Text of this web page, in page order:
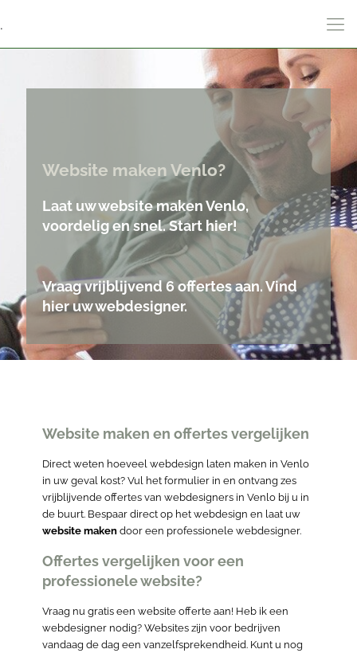
.
Website maken Venlo?
Laat uw website maken Venlo,
voordelig en snel. Start hier!
Vraag vrijblijvend 6 offertes aan. Vind
hier uw webdesigner.
Website maken en offertes vergelijken
Direct weten hoeveel webdesign laten maken in Venlo
in uw geval kost? Vul het formulier in en ontvang zes
vrijblijvende offertes van webdesigners in Venlo bij u in
de buurt. Bespaar direct op het webdesign en laat uw
website maken door een professionele webdesigner.
Offertes vergelijken voor een
professionele website?
Vraag nu gratis een website offerte aan! Heb ik een
webdesigner nodig? Websites zijn voor bedrijven
vandaag de dag een vanzelfsprekendheid. Kunt u nog